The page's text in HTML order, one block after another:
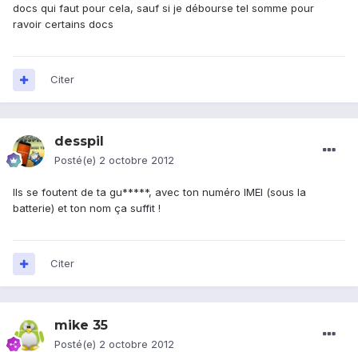
docs qui faut pour cela, sauf si je débourse tel somme pour
ravoir certains docs
Citer
desspil
Posté(e) 2 octobre 2012
Ils se foutent de ta gu*****, avec ton numéro IMEI (sous la
batterie) et ton nom ça suffit !
Citer
mike 35
Posté(e) 2 octobre 2012